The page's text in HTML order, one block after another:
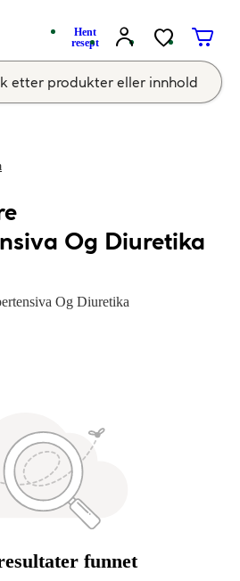
Hent
resept
Og Diuretika
Og Diuretika
funnet